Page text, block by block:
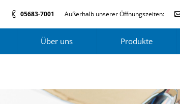
05683-7001 Außerhalb unserer Öffnungszeiten:
Über uns Produkte